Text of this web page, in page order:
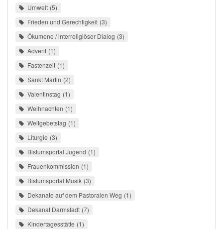
Umwelt 5
Frieden und Gerechtigkeit 3
Ökumene / interreligiöser Dialog 3
Advent 1
Fastenzeit 1
Sankt Martin 2
Valentinstag 1
Weihnachten 1
Weltgebetstag 1
Liturgie 3
Bistumsportal Jugend 1
Frauenkommission 1
Bistumsportal Musik 3
Dekanate auf dem Pastoralen Weg 1
Dekanat Darmstadt 7
Kindertagesstätte 1